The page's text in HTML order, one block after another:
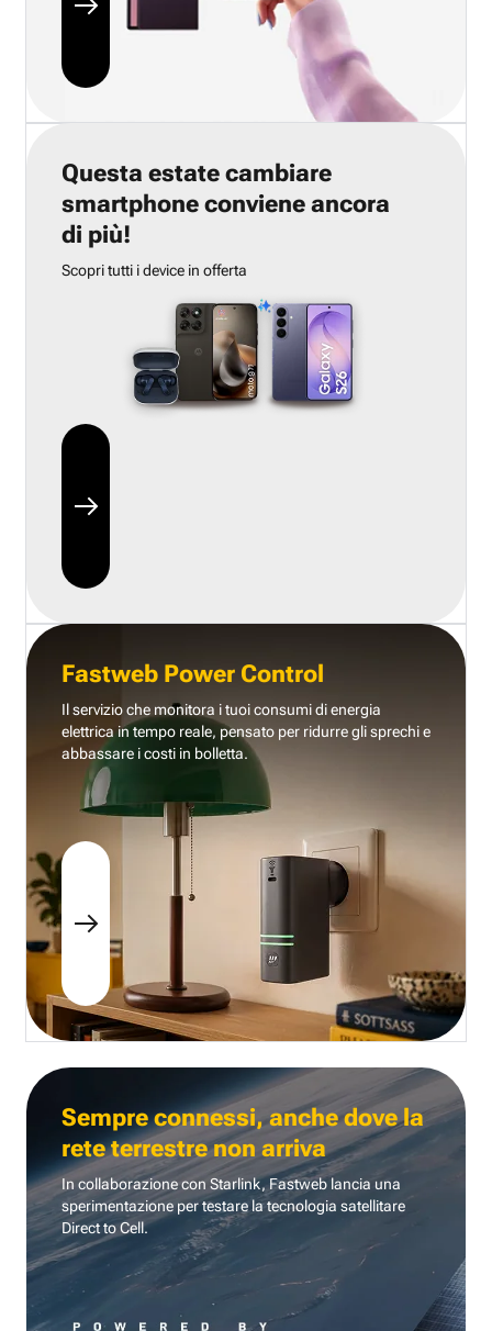
Questa estate cambiare
smartphone conviene ancora
di più!
Scopri tutti i device in offerta
Fastweb Power Control
Il servizio che monitora i tuoi consumi di energia
elettrica in tempo reale, pensato per ridurre gli sprechi e
abbassare i costi in bolletta.
Sempre connessi, anche dove la
rete terrestre non arriva
In collaborazione con Starlink, Fastweb lancia una
sperimentazione per testare la tecnologia satellitare
Direct to Cell.